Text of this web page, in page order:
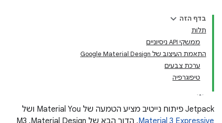
בדף הזה
תלות
ממשקי API ניסיוניים
התאמת העיצוב של Google Material Design
ערכת צבעים
טיפוגרפיה
‫Jetpack פיתוח נייטיב מציע הטמעה של Material You ושל
Material 3 Expressive
, הדור הבא של Material Design. ‫M3